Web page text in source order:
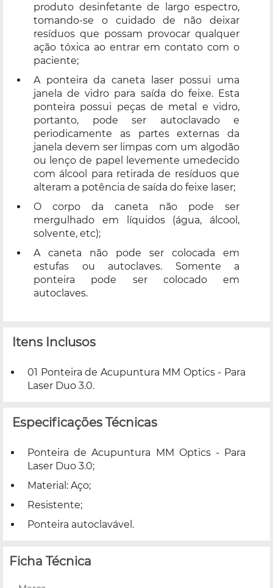
produto desinfetante de largo espectro,
tomando-se o cuidado de não deixar
resíduos que possam provocar qualquer
ação tóxica ao entrar em contato com o
paciente;
A ponteira da caneta laser possui uma
janela de vidro para saída do feixe. Esta
ponteira possui peças de metal e vidro,
portanto, pode ser autoclavado e
periodicamente as partes externas da
janela devem ser limpas com um algodão
ou lenço de papel levemente umedecido
com álcool para retirada de resíduos que
alteram a potência de saída do feixe laser;
O corpo da caneta não pode ser
mergulhado em líquidos (água, álcool,
solvente, etc);
A caneta não pode ser colocada em
estufas ou autoclaves. Somente a
ponteira pode ser colocado em
autoclaves.
Itens Inclusos
01 Ponteira de Acupuntura MM Optics - Para
Laser Duo 3.0.
Especificações Técnicas
Ponteira de Acupuntura MM Optics - Para
Laser Duo 3.0;
Material: Aço;
Resistente;
Ponteira autoclavável.
Ficha Técnica